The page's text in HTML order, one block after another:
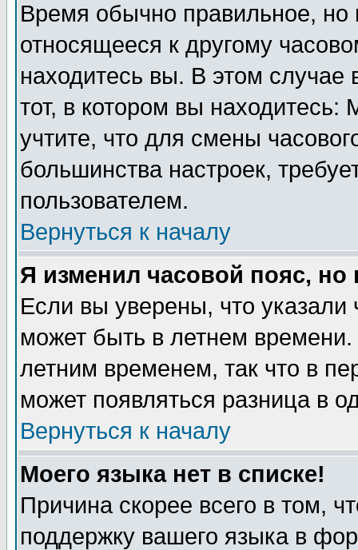
Время обычно правильное,
относящееся к другому
находитесь вы. В этом
тот, в котором вы
учтите, что для смены
большинства настроек,
пользователем.
Вернуться к началу
Я изменил часовой пояс,
Если вы уверены, что указали
может быть в летнем
летним временем, так что в
может появляться разница в
Вернуться к началу
Моего языка нет в списке!
Причина скорее всего в том,
поддержку вашего языка в